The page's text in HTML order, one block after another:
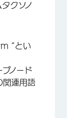
クソノ
“とい
ノード
関連用語